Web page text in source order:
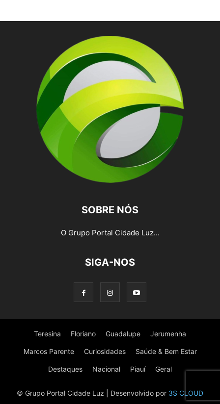
SOBRE NÓS
O Grupo Portal Cidade Luz...
SIGA-NOS
Teresina Floriano Guadalupe Jerumenha
Marcos Parente Curiosidades Saúde & Bem Estar
Destaques Nacional Piauí Geral
© Grupo Portal Cidade Luz | Desenvolvido por 3S CLOUD